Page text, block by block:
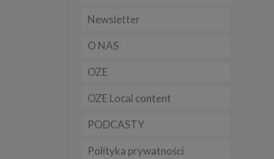
Newsletter
O NAS
OZE
OZE Local content
PODCASTY
Polityka prywatności